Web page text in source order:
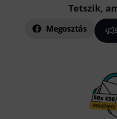
Tetszik,
Megosztás